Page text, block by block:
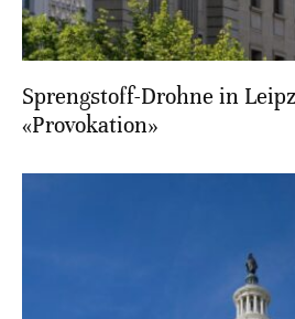
Sprengstoff-Drohne in
«Provokation»